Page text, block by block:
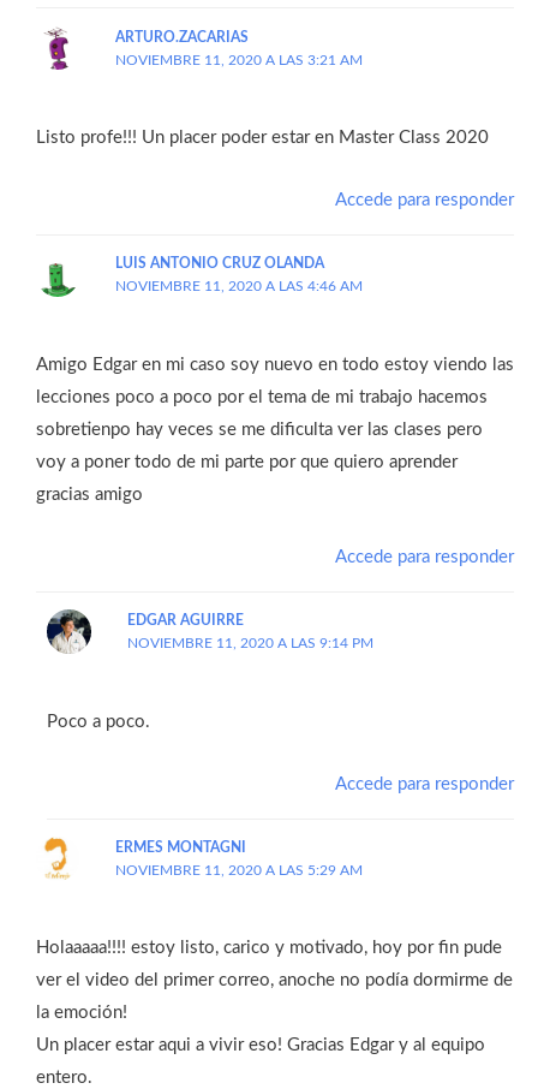
ARTURO.ZACARIAS
NOVIEMBRE 11, 2020 A LAS 3:21 AM
Listo profe!!! Un placer poder estar en Master Class 2020
Accede para responder
LUIS ANTONIO CRUZ OLANDA
NOVIEMBRE 11, 2020 A LAS 4:46 AM
Amigo Edgar en mi caso soy nuevo en todo estoy viendo las
lecciones poco a poco por el tema de mi trabajo hacemos
sobretienpo hay veces se me dificulta ver las clases pero
voy a poner todo de mi parte por que quiero aprender
gracias amigo
Accede para responder
EDGAR AGUIRRE
NOVIEMBRE 11, 2020 A LAS 9:14 PM
Poco a poco.
Accede para responder
ERMES MONTAGNI
NOVIEMBRE 11, 2020 A LAS 5:29 AM
Holaaaaa!!!! estoy listo, carico y motivado, hoy por fin pude
ver el video del primer correo, anoche no podía dormirme de
la emoción!
Un placer estar aqui a vivir eso! Gracias Edgar y al equipo
entero.